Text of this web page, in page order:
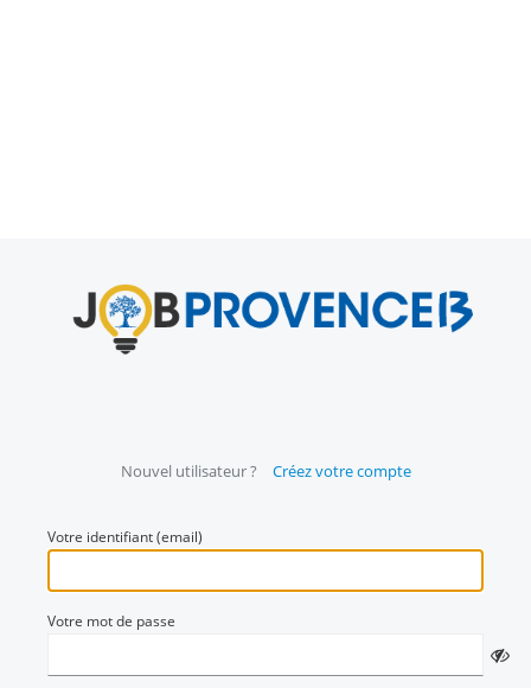
Nouvel utilisateur ? Créez votre compte
Votre identifiant (email)
Votre mot de passe